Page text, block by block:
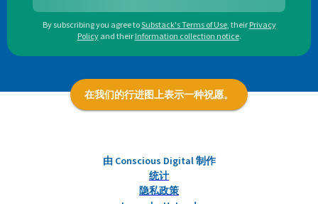
By subscribing you agree toSubstack's Terms of Use, their Privacy
Policy and their Information collection notice.
在我们的行进图上表示一种祝愿。
由 Conscious Digital 制作
统计
隐私政策